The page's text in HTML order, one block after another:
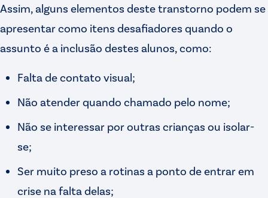
Assim, alguns elementos deste transtorno podem se
apresentar como itens desafiadores quando o
assunto é a inclusão destes alunos, como:
Falta de contato visual;
Não atender quando chamado pelo nome;
Não se interessar por outras crianças ou isolar-
se;
Ser muito preso a rotinas a ponto de entrar em
crise na falta delas;